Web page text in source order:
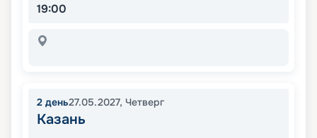
19:00
2 день27.05.2027, Четверг
Казань